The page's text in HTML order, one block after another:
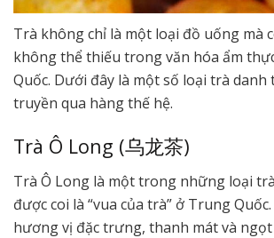
Trà không chỉ là một loại đồ uống mà
không thể thiếu trong văn hóa ẩm
Quốc. Dưới đây là một số loại trà danh
truyền qua hàng thế hệ.
Trà Ô Long (乌龙茶)
Trà Ô Long là một trong những loại
được coi là “vua của trà” ở Trung
hương vị đặc trưng, thanh mát và ngọt